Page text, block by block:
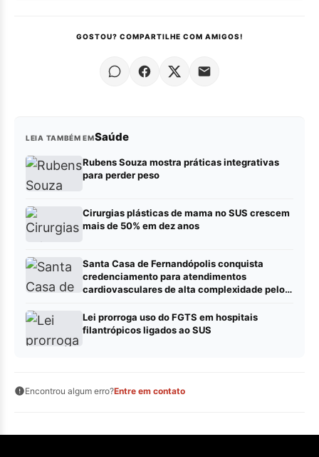
GOSTOU? COMPARTILHE COM AMIGOS!
LEIA TAMBÉM EMSaúde
Rubens Souza mostra práticas integrativas
para perder peso
Cirurgias plásticas de mama no SUS crescem
mais de 50% em dez anos
Santa Casa de Fernandópolis conquista
credenciamento para atendimentos
cardiovasculares de alta complexidade pelo
Lei prorroga uso do FGTS em hospitais
filantrópicos ligados ao SUS
Encontrou algum erro?Entre em contato